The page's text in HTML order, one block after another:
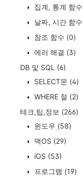
집계, 통계 함수
날짜, 시간 함수
참조 함수 (0)
에러 해결 (3)
DB 및 SQL (6)
SELECT문 (4)
WHERE 절 (2)
테크,팁,정보 (266)
윈도우 (58)
맥OS (29)
iOS (53)
프로그램 (19)